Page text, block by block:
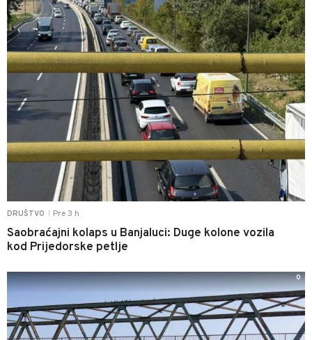
DRUŠTVO Pre 3 h
Saobraćajni kolaps u Banjaluci: Duge kolone vozila
kod Prijedorske petlje
0